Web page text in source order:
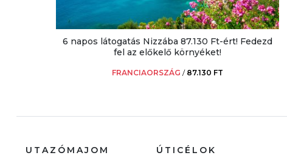
6 napos látogatás Nizzába 87.130 Ft-ért! Fedezd
fel az előkelő környéket!
FRANCIAORSZÁG / 87.130 FT
UTAZÓMAJOM ÚTICÉLOK